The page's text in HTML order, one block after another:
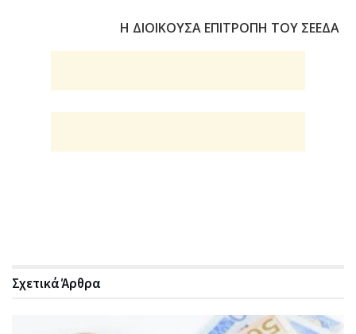
Η ΔΙΟΙΚΟΥΣΑ ΕΠΙΤΡΟΠΗ ΤΟΥ ΣΕΕΔΑ
ΣχετικάΆρθρα